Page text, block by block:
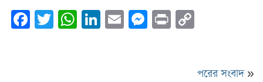
Facebook
Twitter
WhatsApp
LinkedIn
EmailMessenger
Print
পরের সংবাদ»